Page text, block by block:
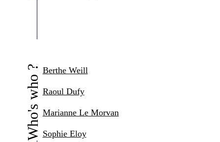
Who's who ? Berthe Weill
Raoul Dufy
Marianne Le Morvan
Sophie Eloy